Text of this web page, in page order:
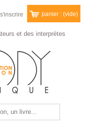
et des interprètes
s'inscrire panier : (vide)